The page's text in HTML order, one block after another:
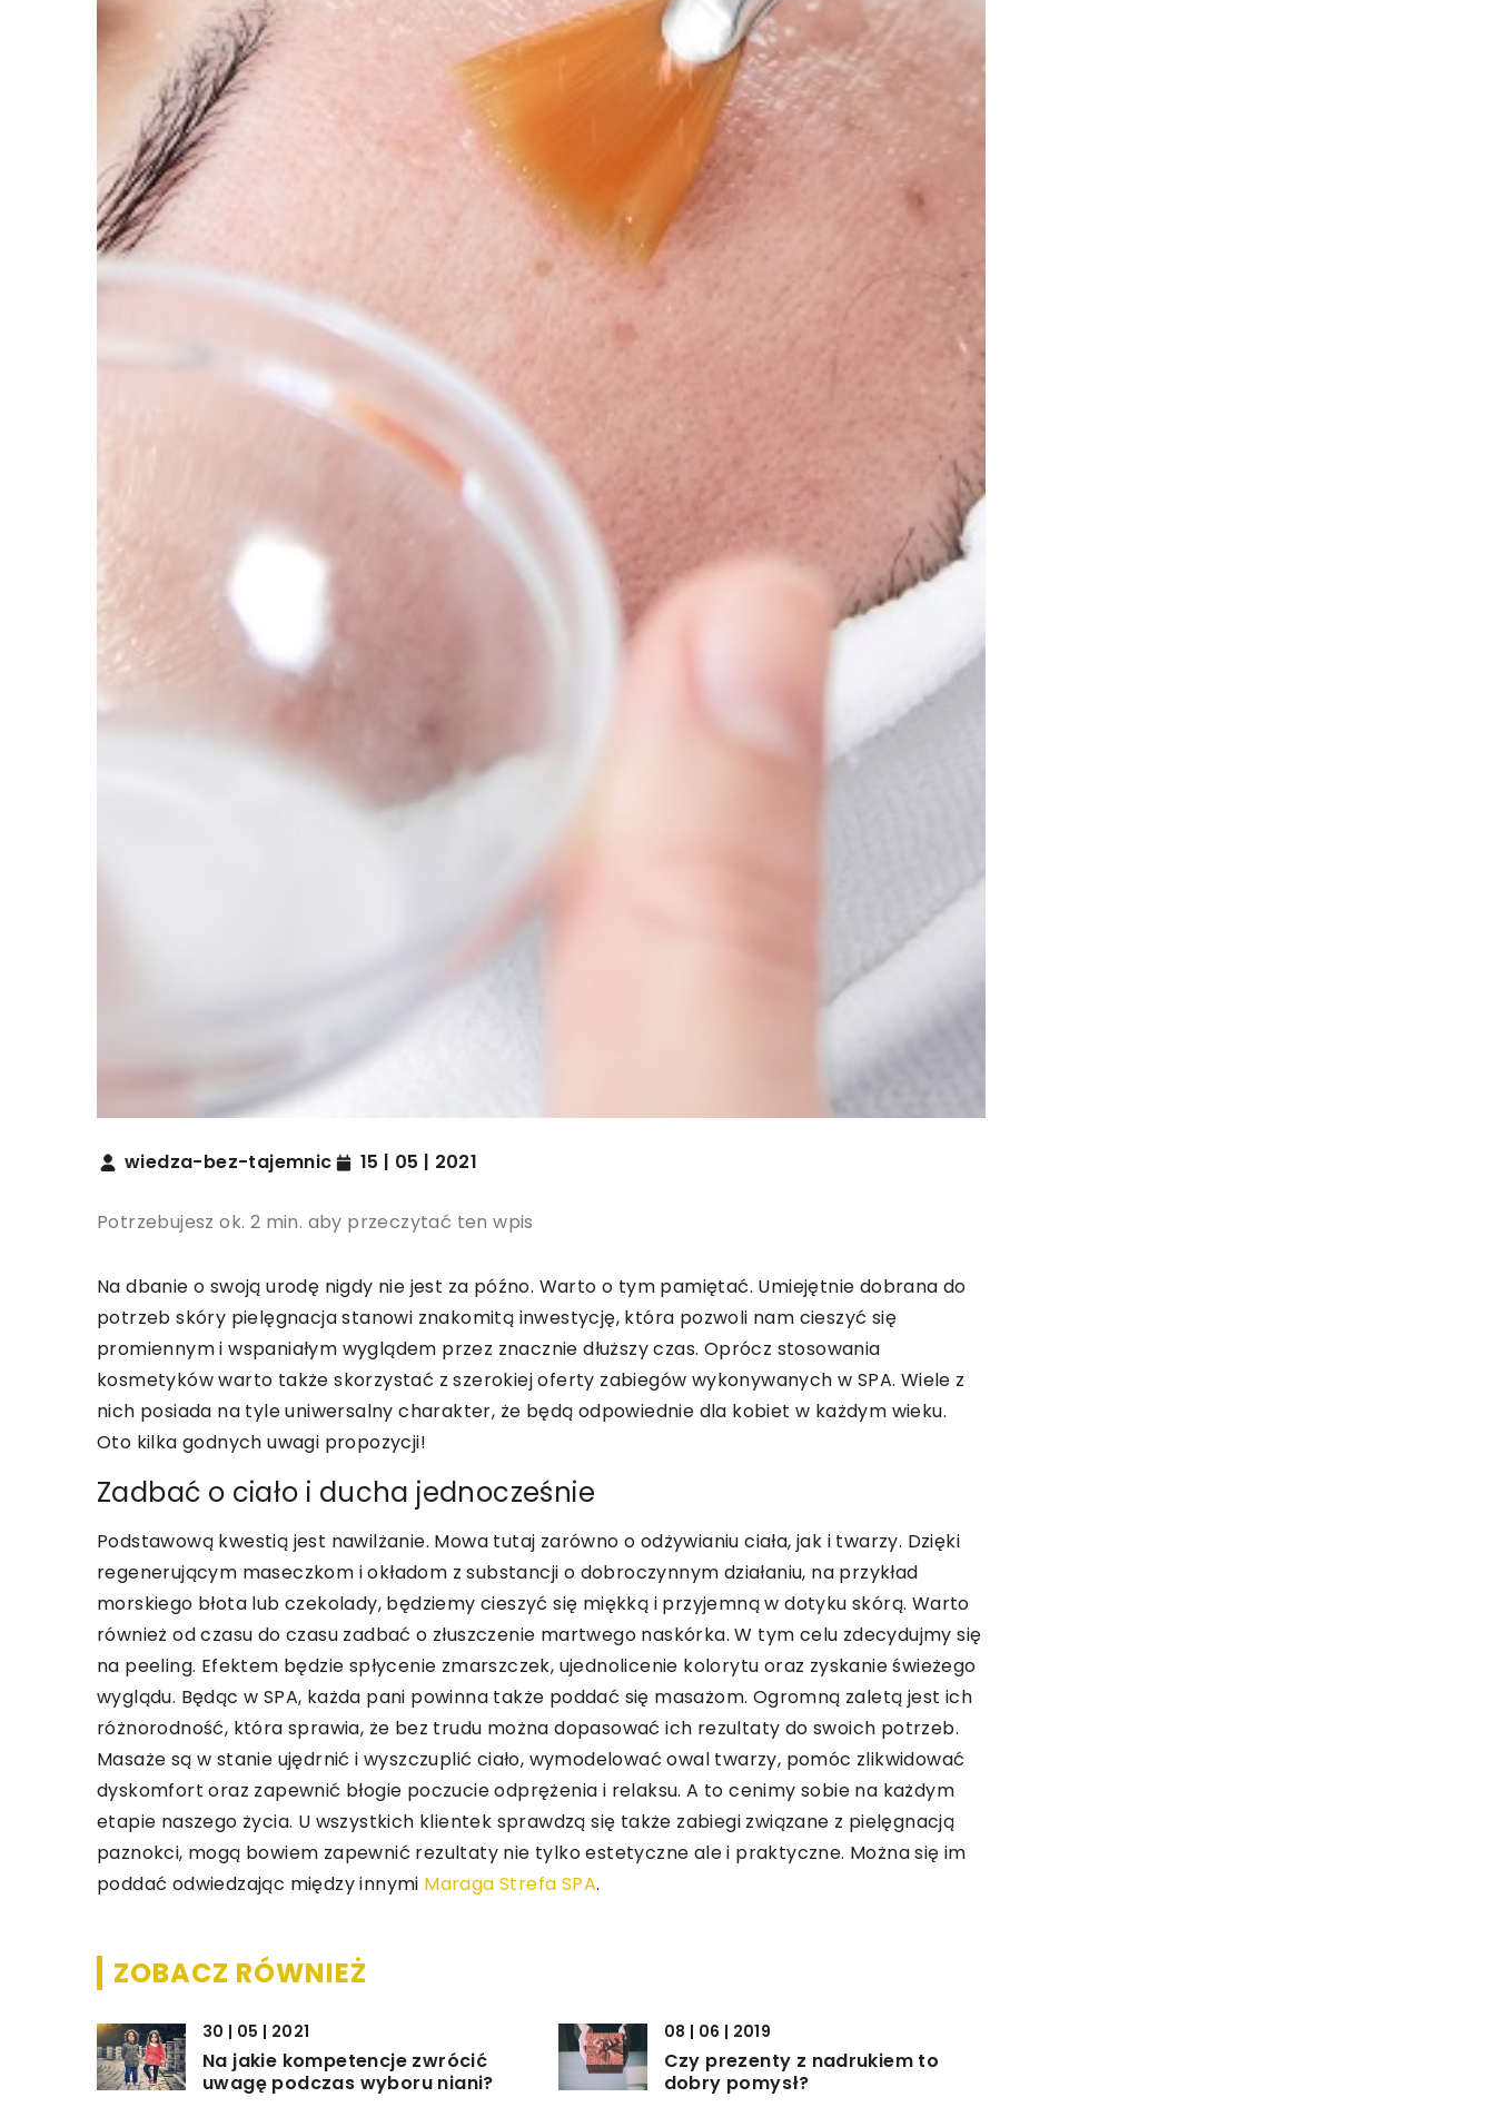
wiedza-bez-tajemnic 15 | 05 | 2021
Potrzebujesz ok. 2 min. aby przeczytać ten wpis
Na dbanie o swoją urodę nigdy nie jest za późno. Warto o tym pamiętać. Umiejętnie dobrana do
potrzeb skóry pielęgnacja stanowi znakomitą inwestycję, która pozwoli nam cieszyć się
promiennym i wspaniałym wyglądem przez znacznie dłuższy czas. Oprócz stosowania
kosmetyków warto także skorzystać z szerokiej oferty zabiegów wykonywanych w SPA. Wiele z
nich posiada na tyle uniwersalny charakter, że będą odpowiednie dla kobiet w każdym wieku.
Oto kilka godnych uwagi propozycji!
Zadbać o ciało i ducha jednocześnie
Podstawową kwestią jest nawilżanie. Mowa tutaj zarówno o odżywianiu ciała, jak i twarzy. Dzięki
regenerującym maseczkom i okładom z substancji o dobroczynnym działaniu, na przykład
morskiego błota lub czekolady, będziemy cieszyć się miękką i przyjemną w dotyku skórą. Warto
również od czasu do czasu zadbać o złuszczenie martwego naskórka. W tym celu zdecydujmy się
na peeling. Efektem będzie spłycenie zmarszczek, ujednolicenie kolorytu oraz zyskanie świeżego
wyglądu. Będąc w SPA, każda pani powinna także poddać się masażom. Ogromną zaletą jest ich
różnorodność, która sprawia, że bez trudu można dopasować ich rezultaty do swoich potrzeb.
Masaże są w stanie ujędrnić i wyszczuplić ciało, wymodelować owal twarzy, pomóc zlikwidować
dyskomfort oraz zapewnić błogie poczucie odprężenia i relaksu. A to cenimy sobie na każdym
etapie naszego życia. U wszystkich klientek sprawdzą się także zabiegi związane z pielęgnacją
paznokci, mogą bowiem zapewnić rezultaty nie tylko estetyczne ale i praktyczne. Można się im
poddać odwiedzając między innymi Maraga Strefa SPA.
ZOBACZ RÓWNIEŻ
30 | 05 | 2021
Na jakie kompetencje zwrócić
uwagę podczas wyboru niani?
08 | 06 | 2019
Czy prezenty z nadrukiem to
dobry pomysł?